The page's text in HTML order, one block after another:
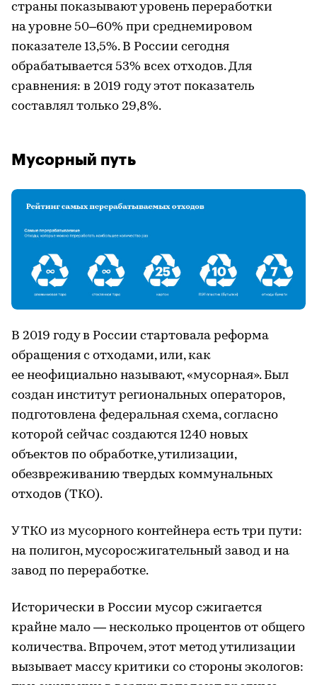
страны показывают уровень переработки
на уровне 50–60% при среднемировом
показателе 13,5%. В России сегодня
обрабатывается 53% всех отходов. Для
сравнения: в 2019 году этот показатель
составлял только 29,8%.
Мусорный путь
В 2019 году в России стартовала реформа
обращения с отходами, или, как
ее неофициально называют, «мусорная». Был
создан институт региональных операторов,
подготовлена федеральная схема, согласно
которой сейчас создаются 1240 новых
объектов по обработке, утилизации,
обезвреживанию твердых коммунальных
отходов (ТКО).
У ТКО из мусорного контейнера есть три пути:
на полигон, мусоросжигательный завод и на
завод по переработке.
Исторически в России мусор сжигается
крайне мало — несколько процентов от общего
количества. Впрочем, этот метод утилизации
вызывает массу критики со стороны экологов: